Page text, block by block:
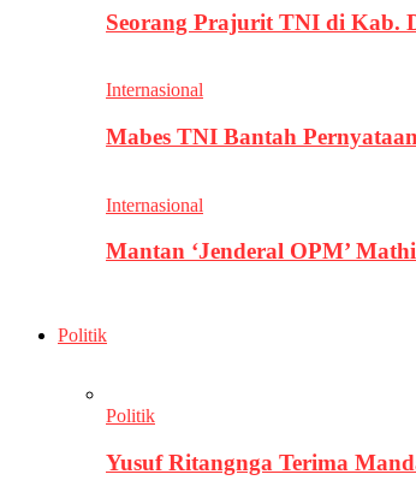
Seorang Prajurit TNI di Kab.
Internasional
Mabes TNI Bantah
Internasional
Mantan ‘Jenderal OPM’
Politik
Politik
Yusuf Ritangnga Terima